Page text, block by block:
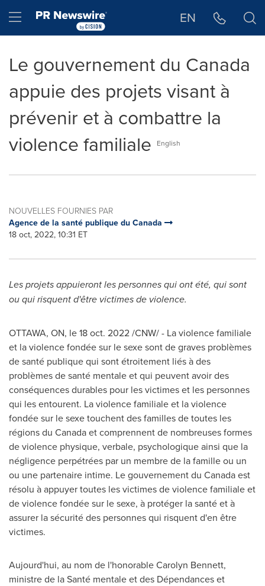
Hamburger menu EN
Le gouvernement du Canada
appuie des projets visant à
prévenir et à combattre la
violence familiale
English
NOUVELLES FOURNIES PAR
Agence de la santé publique du Canada
18 oct, 2022, 10:31 ET
Les projets appuieront les personnes qui ont été, qui sont
ou qui risquent d'être victimes de violence.
OTTAWA, ON, le18 oct. 2022/CNW/ - La violence familiale
et la violence fondée sur le sexe sont de graves problèmes
de santé publique qui sont étroitement liés à des
problèmes de santé mentale et qui peuvent avoir des
conséquences durables pour les victimes et les personnes
qui les entourent. La violence familiale et la violence
fondée sur le sexe touchent des familles de toutes les
régions du Canadaet comprennent de nombreuses formes
de violence physique, verbale, psychologique ainsi que la
négligence perpétrées par un membre de la famille ou un
ou une partenaire intime. Le gouvernement du Canadaest
résolu à appuyer toutes les victimes de violence familiale et
de violence fondée sur le sexe, à protéger la santé et à
assurer la sécurité des personnes qui risquent d'en être
victimes.
Aujourd'hui, au nom de l'honorableCarolyn Bennett,
ministre de la Santé mentale et des Dépendances et